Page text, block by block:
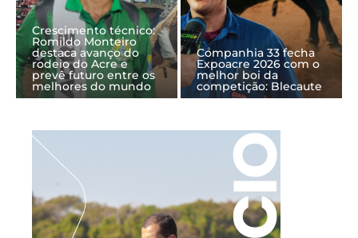
Crescimento técnico:
Romildo Monteiro
destaca avanço do
rodeio do Acre e
prevê futuro entre os
melhores do mundo
Companhia 33 fecha
Expoacre 2026 com o
melhor boi da
competição: Blecaute